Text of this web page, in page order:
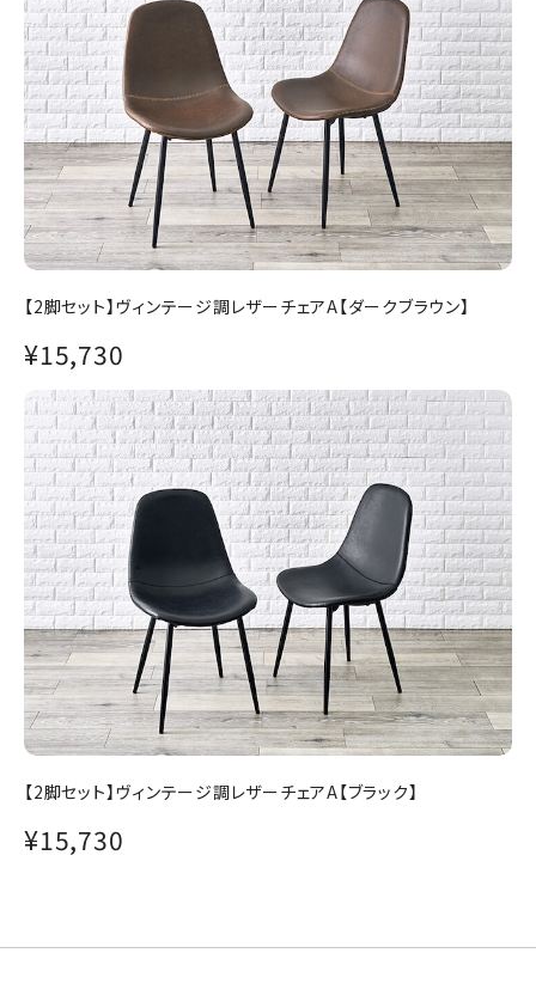
【2脚セット】ヴィンテージ調レザーチェアA【ダークブラウン】
¥15,730
【2脚セット】ヴィンテージ調レザーチェアA【ブラック】
¥15,730